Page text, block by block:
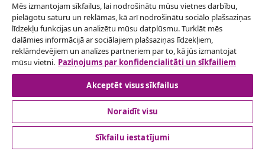
Atteikties no līguma
Iesniegt pieprasījumu par atteikšanos no
pasūtījuma.
Atteikties no līguma
klientu apkalpoanaš
Mēs izmantojam sīkfailus, lai nodrošinātu mūsu vietnes darbību,
pielāgotu saturu un reklāmas, kā arī nodrošinātu sociālo plašsaziņas
līdzekļu funkcijas un analizētu mūsu datplūsmu. Turklāt mēs
dalāmies informācijā ar sociālajiem plašsaziņas līdzekļiem,
reklāmdevējiem un analīzes partneriem par to, kā jūs izmantojat
mūsu vietni. Paziņojums par konfidencialitāti un sīkfailiem
Akceptēt visus sīkfailus
Noraidīt visu
Sīkfailu iestatījumi